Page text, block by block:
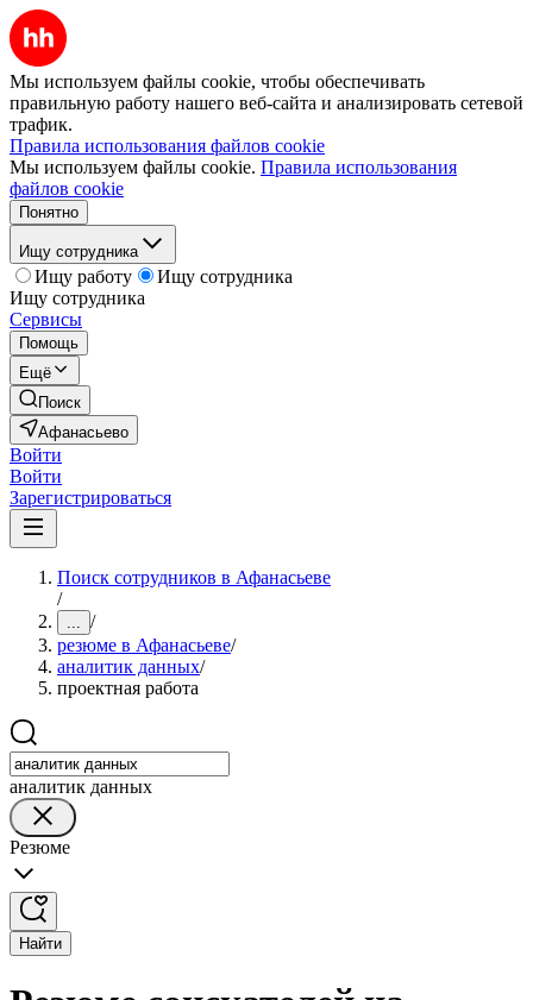
Мы используем файлы cookie, чтобы обеспечивать
правильную работу нашего веб-сайта и анализировать сетевой
трафик.
Правила использования файлов cookie
Мы используем файлы cookie. Правила использования
файлов cookie
Понятно
Ищу сотрудника
Ищу работу
Ищу сотрудника
Ищу сотрудника
Сервисы
Помощь
Ещё
Поиск
Афанасьево
Войти
Войти
Зарегистрироваться
Поиск сотрудников в Афанасьеве
/
... /
резюме в Афанасьеве/
аналитик данных/
проектная работа
аналитик данных
Резюме
Найти